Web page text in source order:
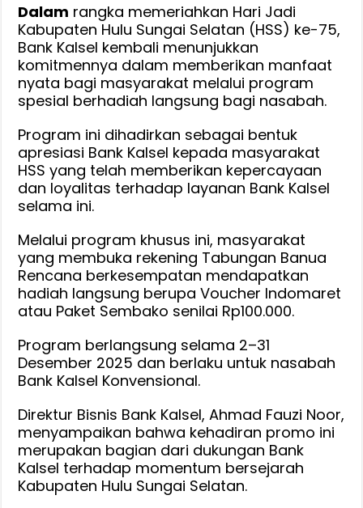
Hadiah
Langsung
Dalam
rangka
hari
hulu
sungai
selatan
Dalam rangka memeriahkan Hari Jadi
Kabupaten Hulu Sungai Selatan (HSS) ke-75,
Bank Kalsel kembali menunjukkan
komitmennya dalam memberikan manfaat
nyata bagi masyarakat melalui program
spesial berhadiah langsung bagi nasabah.
Program ini dihadirkan sebagai bentuk
apresiasi Bank Kalsel kepada masyarakat
HSS yang telah memberikan kepercayaan
dan loyalitas terhadap layanan Bank Kalsel
selama ini.
Melalui program khusus ini, masyarakat
yang membuka rekening Tabungan Banua
Rencana berkesempatan mendapatkan
hadiah langsung berupa Voucher Indomaret
atau Paket Sembako senilai Rp100.000.
Program berlangsung selama 2–31
Desember 2025 dan berlaku untuk nasabah
Bank Kalsel Konvensional.
Direktur Bisnis Bank Kalsel, Ahmad Fauzi Noor,
menyampaikan bahwa kehadiran promo ini
merupakan bagian dari dukungan Bank
Kalsel terhadap momentum bersejarah
Kabupaten Hulu Sungai Selatan.